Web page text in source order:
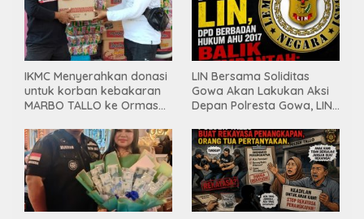
IKMC Menyerahkan donasi
untuk korban kebakaran
MARBO TALLO ke Ormas
INDONESIA BERSATU
LIN Bersama Soliditas
Gowa Akan Lakukan Aksi
Depan Polresta Gowa, LIN
Ge’eran Nama
Lembaganya Di Catut